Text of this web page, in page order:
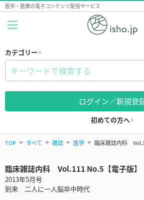
医学・医療の電子コンテンツ配信サービス
カテゴリー
ログイン／新規登
初めての方へ
TOP すべて 雑誌 医学 臨床雑誌内科
臨床雑誌内科 Vol.111 No.5【電子版】
2013年5月号
到来 二人に一人脳卒中時代